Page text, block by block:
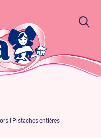
Pistaches entières